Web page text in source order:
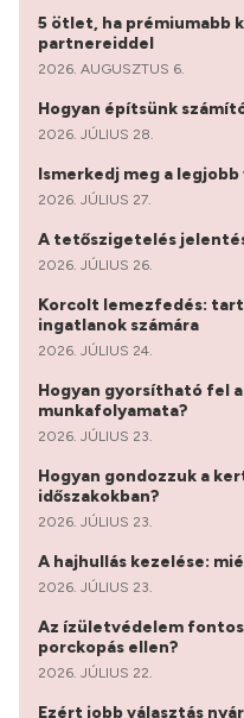
5 ötlet, ha prémiumabb
partnereiddel
2026. AUGUSZTUS 6.
Hogyan építsünk
2026. JÚLIUS 28.
Ismerkedj meg a
2026. JÚLIUS 27.
A tetőszigetelés
2026. JÚLIUS 26.
Korcolt lemezfedés:
ingatlanok számára
2026. JÚLIUS 24.
Hogyan gyorsítható fel
munkafolyamata?
2026. JÚLIUS 23.
Hogyan gondozzuk a
időszakokban?
2026. JÚLIUS 23.
A hajhullás kezelése:
2026. JÚLIUS 23.
Az ízületvédelem
porckopás ellen?
2026. JÚLIUS 22.
Ezért jobb választás